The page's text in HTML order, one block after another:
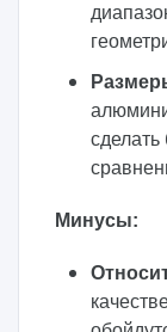
Минусы: